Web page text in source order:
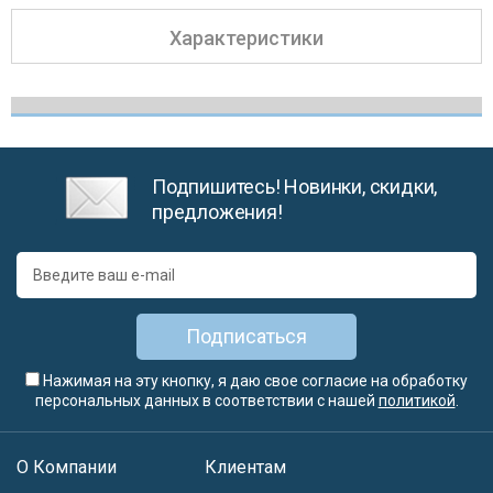
Характеристики
Подпишитесь! Новинки, скидки,
предложения!
Подписаться
Нажимая на эту кнопку, я даю свое согласие на обработку
персональных данных в соответствии с нашей политикой
О Компании
Клиентам